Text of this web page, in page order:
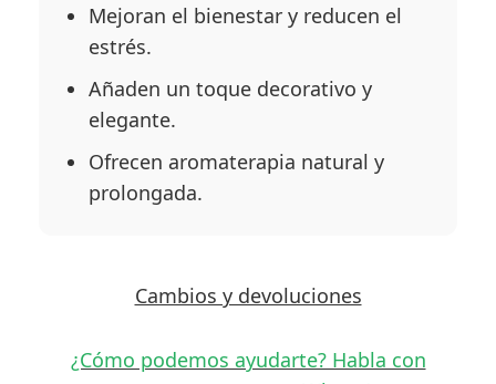
Mejoran el bienestar y reducen el
estrés.
Añaden un toque decorativo y
elegante.
Ofrecen aromaterapia natural y
prolongada.
Cambios y devoluciones
¿Cómo podemos ayudarte? Habla con